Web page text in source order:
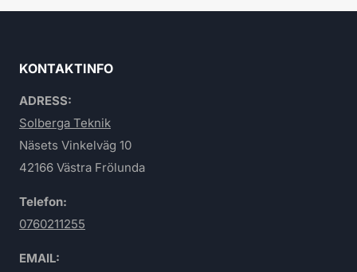
KONTAKTINFO
ADRESS:
Solberga Teknik
Näsets Vinkelväg 10
42166 Västra Frölunda
Telefon:
0760211255
EMAIL: